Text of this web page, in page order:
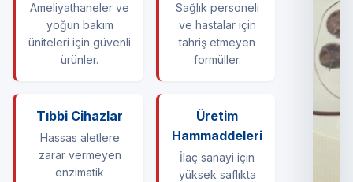
Ameliyathaneler ve
yoğun bakım
üniteleri için güvenli
ürünler.
Sağlık personeli
ve hastalar için
tahriş etmeyen
formüller.
Tıbbi Cihazlar
Hassas aletlere
zarar vermeyen
enzimatik
Üretim
Hammaddeleri
İlaç sanayi için
yüksek saflıkta